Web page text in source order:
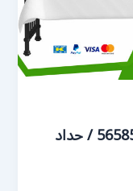
رقم حداد ديوانيات مشرف / 56585569 / حداد